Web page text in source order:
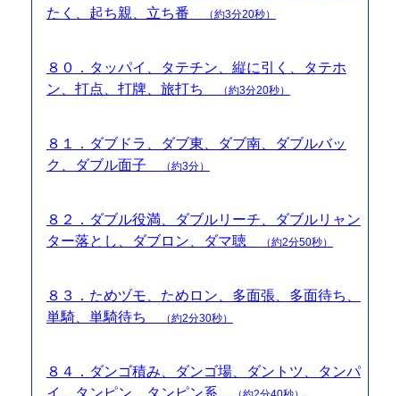
たく、起ち親、立ち番
（約3分20秒）
８０．タッパイ、タテチン、縦に引く、タテホ
ン、打点、打牌、旅打ち
（約3分20秒）
８１．ダブドラ、ダブ東、ダブ南、ダブルバッ
ク、ダブル面子
（約3分）
８２．ダブル役満、ダブルリーチ、ダブルリャン
ター落とし、ダブロン、ダマ聴
（約2分50秒）
８３．ためヅモ、ためロン、多面張、多面待ち、
単騎、単騎待ち
（約2分30秒）
８４．ダンゴ積み、ダンゴ場、ダントツ、タンパ
イ、タンピン、タンピン系